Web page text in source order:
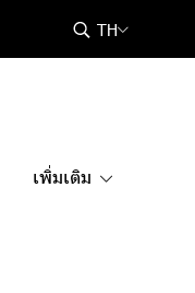
TH
เพิ่มเติม